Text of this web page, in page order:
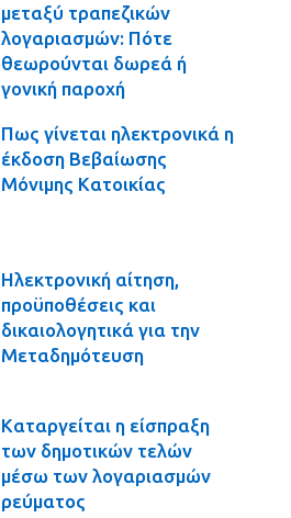
μεταξύ τραπεζικών
λογαριασμών: Πότε
θεωρούνται δωρεά ή
γονική παροχή
Πως γίνεται ηλεκτρονικά η
έκδοση Βεβαίωσης
Μόνιμης Κατοικίας
Ηλεκτρονική αίτηση,
προϋποθέσεις και
δικαιολογητικά για την
Μεταδημότευση
Καταργείται η είσπραξη
των δημοτικών τελών
μέσω των λογαριασμών
ρεύματος